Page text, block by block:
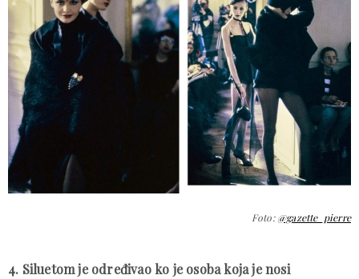
Foto:@gazette_pierre
4. Siluetom je određivao ko je osoba koja je nosi